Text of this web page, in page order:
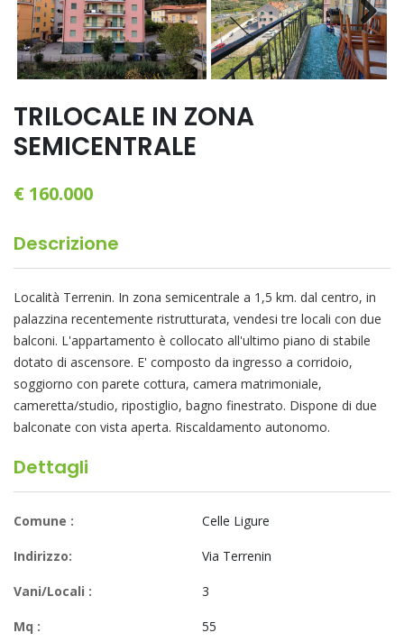
Next
TRILOCALE IN ZONA
SEMICENTRALE
€ 160.000
Descrizione
Località Terrenin. In zona semicentrale a 1,5 km. dal centro, in
palazzina recentemente ristrutturata, vendesi tre locali con due
balconi. L'appartamento è collocato all'ultimo piano di stabile
dotato di ascensore. E' composto da ingresso a corridoio,
soggiorno con parete cottura, camera matrimoniale,
cameretta/studio, ripostiglio, bagno finestrato. Dispone di due
balconate con vista aperta. Riscaldamento autonomo.
Dettagli
Comune : Celle Ligure
Indirizzo: Via Terrenin
Vani/Locali : 3
Mq : 55